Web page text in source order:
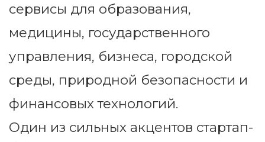
сервисы для образования,
медицины, государственного
управления, бизнеса, городской
среды, природной безопасности и
финансовых технологий.
Один из сильных акцентов стартап-